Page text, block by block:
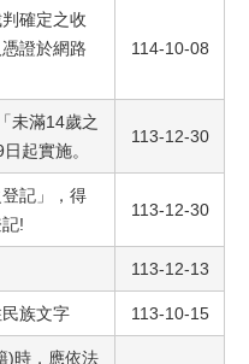
確定之收
證於網路
114-10-08
未滿14歲之
起實施。
113-12-30
記」，得
!
113-12-30
113-12-13
族文字 113-10-15
)時，應依法